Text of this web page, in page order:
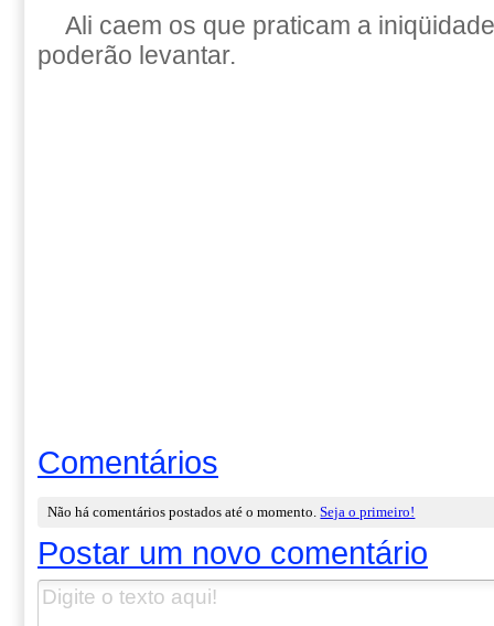
Ali caem os que praticam a
poderão levantar.
Comentários
Não há comentários postados até o momento.Seja o primeiro!
Postar um novo comentário